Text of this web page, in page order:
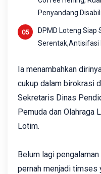
Penyandang
DPMD Loteng Siap
Serentak,Antisifasi
Ia menambahkan
cukup dalam birokrasi
Sekretaris Dinas
Pemuda dan Olahraga
Lotim.
Belum lagi
pernah menjadi timses